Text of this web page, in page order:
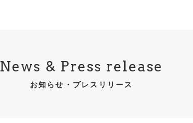
News & Press release
お知らせ・プレスリリース